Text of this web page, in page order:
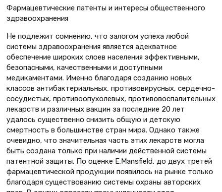
Фармацевтические патенты и интересы общественного
здравоохранения
Не подлежит сомнению, что залогом успеха любой
системы здравоохранения является адекватное
обеспечение широких слоев населения эффективными,
безопасными, качественными и доступными
медикаментами. Именно благодаря созданию новых
классов антибактериальных, противовирусных, сердечно-
сосудистых, противоопухолевых, противовоспалительных
лекарств и различных вакцин за последние 20 лет
удалось существенно снизить общую и детскую
смертность в большинстве стран мира. Однако также
очевидно, что значительная часть этих лекарств могла
быть создана только при наличии действенной системы
патентной защиты. По оценке E.Mansfield, до двух третей
фармацевтической продукции появилось на рынке только
благодаря существованию системы охраны авторских